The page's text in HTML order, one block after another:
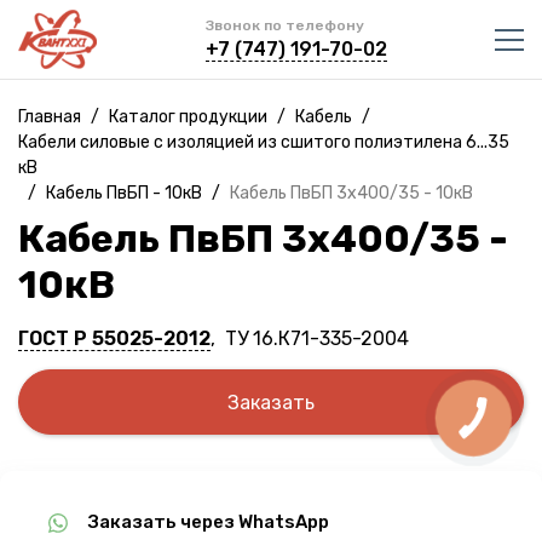
Звонок по телефону
+7 (747) 191-70-02
Главная / Каталог продукции / Кабель /
Кабели силовые с изоляцией из сшитого полиэтилена 6...35
кВ
/
Кабель ПвБП - 10кВ / Кабель ПвБП 3х400/35 - 10кВ
Кабель ПвБП 3х400/35 -
10кВ
ГОСТ Р 55025-2012, ТУ 16.К71-335-2004
Заказать
Заказать через WhatsApp